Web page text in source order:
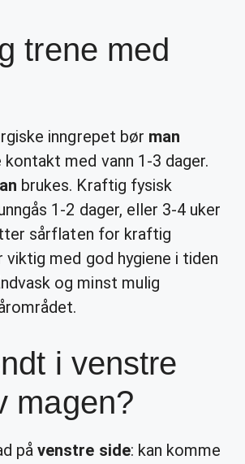
trene med
inngrepet bør man
kontakt med vann 1-3 dager.
brukes. Kraftig fysisk
1-2 dager, eller 3-4 uker
sårflaten for kraftig
viktig med god hygiene i tiden
og minst mulig
i venstre
magen?
påvenstre side: kan komme